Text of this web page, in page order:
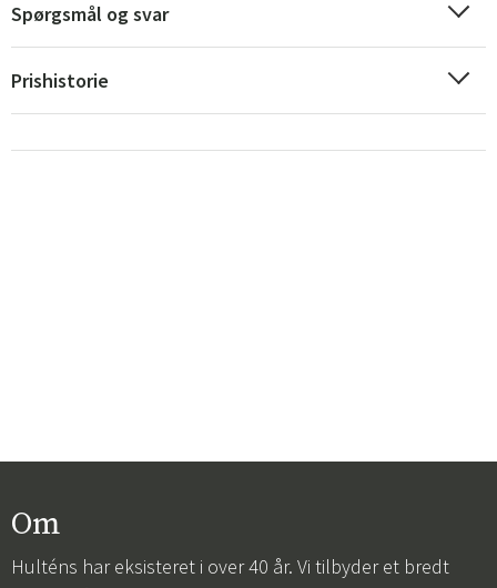
Spørgsmål og svar
Prishistorie
Om
Hulténs har eksisteret i over 40 år. Vi tilbyder et bredt